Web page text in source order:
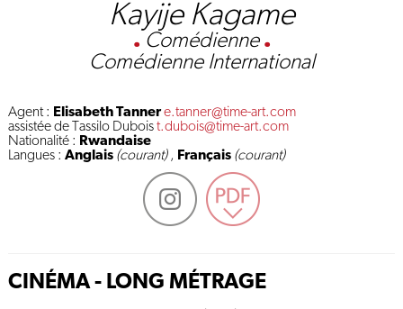
Kayije Kagame
. Comédienne .
Comédienne International
Agent : Elisabeth Tannere.tanner@time-art.com
assistée de Tassilo Duboist.dubois@time-art.com
Nationalité : Rwandaise
Langues : Anglais (courant), Français (courant)
CINÉMA - LONG MÉTRAGE